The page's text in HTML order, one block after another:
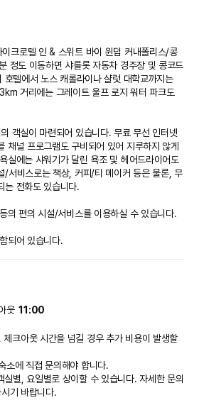
크로텔 인 & 스위트 바이 윈덤 커내폴리스/콩
정도 이동하면 샤를롯 자동차 경주장 및 콩코드
텔에서 노스 캐롤라이나 샬럿 대학교까지는
거리에는 그레이트 울프 로지 워터 파크도
객실이 마련되어 있습니다. 무료 무선 인터넷
채널 프로그램도 구비되어 있어 지루하지 않게
실에는 샤워기가 달린 욕조 및 헤어드라이어도
/서비스로는 책상, 커피/티 메이커 등은 물론, 무
는 전화도 있습니다.
의 편의 시설/서비스를 이용하실 수 있습니다.
되어 있습니다.
습니다. 시설 내에서 무료 셀프 주차 이용이 가
웃 11:00
체크아웃 시간을 넘길 경우 추가 비용이 발생할
소에 직접 문의해야 합니다.
실별, 요일별로 상이할 수 있습니다. 자세한 문의
기 바랍니다.